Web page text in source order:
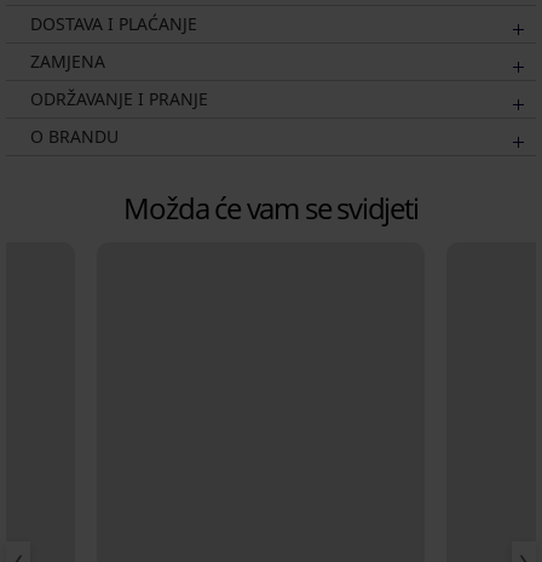
DOSTAVA I PLAĆANJE
ZAMJENA
ODRŽAVANJE I PRANJE
O BRANDU
Možda će vam se svidjeti